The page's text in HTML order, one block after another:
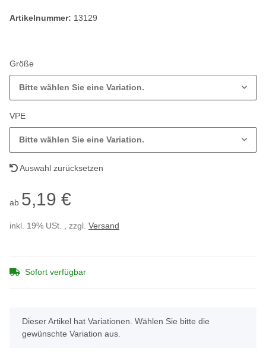
Artikelnummer: 13129
Größe
Bitte wählen Sie eine Variation.
VPE
Bitte wählen Sie eine Variation.
Auswahl zurücksetzen
ab 5,19 €
inkl. 19% USt. , zzgl. Versand
Sofort verfügbar
x
Dieser Artikel hat Variationen. Wählen Sie bitte die
gewünschte Variation aus.